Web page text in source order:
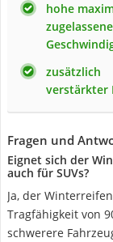
hohe
zugelassene
zusätzlich
verstärkter
Fragen und
Eignet sich der
auch für SUVs?
Ja, der
Tragfähigkeit von
schwerere